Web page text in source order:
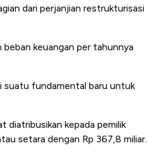
dari perjanjian restrukturisasi
beban keuangan per tahunnya
suatu fundamental baru untuk
diatribusikan kepada pemilik
setara dengan Rp 367,8 miliar.